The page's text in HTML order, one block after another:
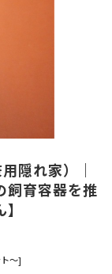
隠れ家）｜
飼育容器を推
～]